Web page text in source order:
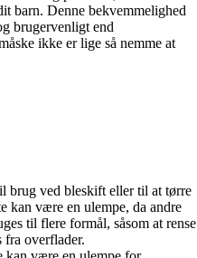
barn. Denne bekvemmelighed
brugervenligt end
ikke er lige så nemme at
brug ved bleskift eller til at tørre
kan være en ulempe, da andre
til flere formål, såsom at rense
fra overflader.